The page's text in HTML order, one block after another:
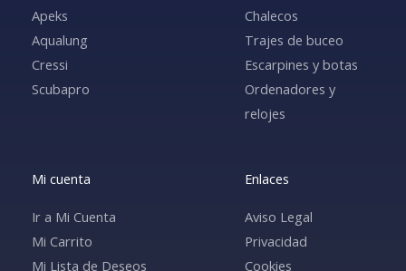
Apeks
Aqualung
Cressi
Scubapro
Chalecos
Trajes de buceo
Escarpines y botas
Ordenadores y
relojes
Mi cuenta
Ir a Mi Cuenta
Mi Carrito
Mi Lista de Deseos
Enlaces
Aviso Legal
Privacidad
Cookies